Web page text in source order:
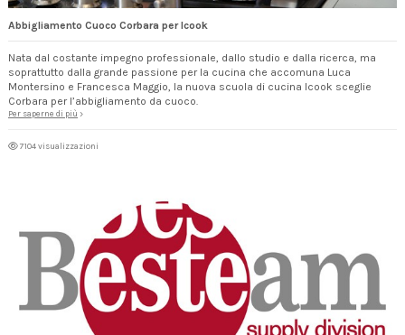
Abbigliamento Cuoco Corbara per Icook
Nata dal costante impegno professionale, dallo studio e dalla ricerca, ma
soprattutto dalla grande passione per la cucina che accomuna Luca
Montersino e Francesca Maggio, la nuova scuola di cucina Icook sceglie
Corbara per l’abbigliamento da cuoco.
Per saperne di più
7104 visualizzazioni